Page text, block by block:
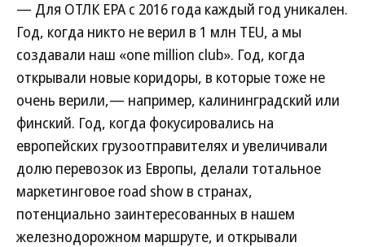
— Для ОТЛК ЕРА с 2016 года каждый год уникален.
Год, когда никто не верил в 1 млн TEU, а мы
создавали наш «one million club». Год, когда
открывали новые коридоры, в которые тоже не
очень верили,— например, калининградский или
финский. Год, когда фокусировались на
европейских грузоотправителях и увеличивали
долю перевозок из Европы, делали тотальное
маркетинговое road show в странах,
потенциально заинтересованных в нашем
железнодорожном маршруте, и открывали